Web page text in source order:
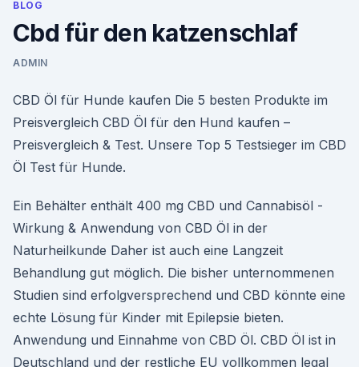
BLOG
Cbd für den katzenschlaf
ADMIN
CBD Öl für Hunde kaufen Die 5 besten Produkte im
Preisvergleich CBD Öl für den Hund kaufen –
Preisvergleich & Test. Unsere Top 5 Testsieger im CBD
Öl Test für Hunde.
Ein Behälter enthält 400 mg CBD und Cannabisöl -
Wirkung & Anwendung von CBD Öl in der
Naturheilkunde Daher ist auch eine Langzeit
Behandlung gut möglich. Die bisher unternommenen
Studien sind erfolgversprechend und CBD könnte eine
echte Lösung für Kinder mit Epilepsie bieten.
Anwendung und Einnahme von CBD Öl. CBD Öl ist in
Deutschland und der restliche EU vollkommen legal